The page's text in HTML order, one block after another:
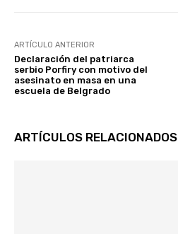
ARTÍCULO ANTERIOR
Declaración del patriarca
serbio Porfiry con motivo del
asesinato en masa en una
escuela de Belgrado
ARTÍCULOS RELACIONADOS